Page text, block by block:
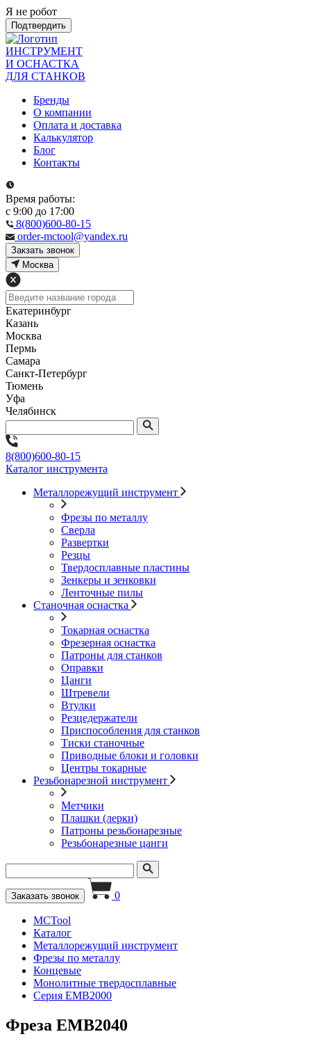
Я не робот
Подтвердить
ИНСТРУМЕНТ
И ОСНАСТКА
ДЛЯ СТАНКОВ
Бренды
О компании
Оплата и доставка
Калькулятор
Блог
Контакты
Время работы:
с 9:00 до 17:00
8(800)600-80-15
order-mctool@yandex.ru
Закзать звонок
Москва
Екатеринбург
Казань
Москва
Пермь
Самара
Санкт-Петербург
Тюмень
Уфа
Челябинск
8(800)600-80-15
Каталог инструмента
Металлорежущий инструмент
Фрезы по металлу
Сверла
Развертки
Резцы
Твердосплавные пластины
Зенкеры и зенковки
Ленточные пилы
Станочная оснастка
Токарная оснастка
Фрезерная оснастка
Патроны для станков
Оправки
Цанги
Штревели
Втулки
Резцедержатели
Приспособления для станков
Тиски станочные
Приводные блоки и головки
Центры токарные
Резьбонарезной инструмент
Метчики
Плашки (лерки)
Патроны резьбонарезные
Резьбонарезные цанги
Заказать звонок 0
MCTool
Каталог
Металлорежущий инструмент
Фрезы по металлу
Концевые
Монолитные твердосплавные
Серия EMB2000
Фреза EMB2040